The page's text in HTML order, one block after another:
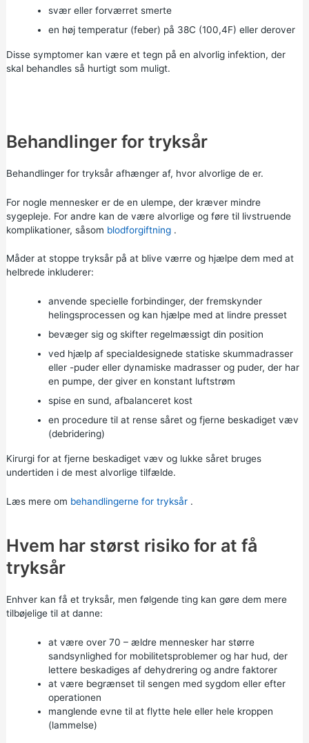
svær eller forværret smerte
en høj temperatur (feber) på 38C (100,4F) eller derover
Disse symptomer kan være et tegn på en alvorlig infektion, der
skal behandles så hurtigt som muligt.
Behandlinger for tryksår
Behandlinger for tryksår afhænger af, hvor alvorlige de er.
For nogle mennesker er de en ulempe, der kræver mindre
sygepleje. For andre kan de være alvorlige og føre til livstruende
komplikationer, såsom blodforgiftning.
Måder at stoppe tryksår på at blive værre og hjælpe dem med at
helbrede inkluderer:
anvende specielle forbindinger, der fremskynder
helingsprocessen og kan hjælpe med at lindre presset
bevæger sig og skifter regelmæssigt din position
ved hjælp af specialdesignede statiske skummadrasser
eller -puder eller dynamiske madrasser og puder, der har
en pumpe, der giver en konstant luftstrøm
spise en sund, afbalanceret kost
en procedure til at rense såret og fjerne beskadiget væv
(debridering)
Kirurgi for at fjerne beskadiget væv og lukke såret bruges
undertiden i de mest alvorlige tilfælde.
Læs mere om behandlingerne for tryksår.
Hvem har størst risiko for at få
tryksår
Enhver kan få et tryksår, men følgende ting kan gøre dem mere
tilbøjelige til at danne:
at være over 70 – ældre mennesker har større
sandsynlighed for mobilitetsproblemer og har hud, der
lettere beskadiges af dehydrering og andre faktorer
at være begrænset til sengen med sygdom eller efter
operationen
manglende evne til at flytte hele eller hele kroppen
(lammelse)